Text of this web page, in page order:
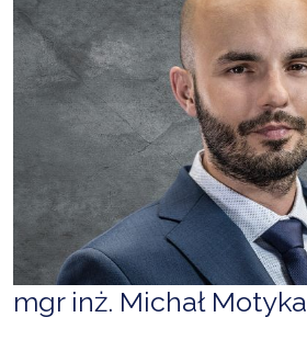
mgr inż. Michał Motyka